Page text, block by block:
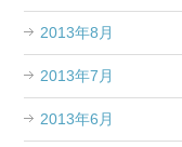
2013年8月
2013年7月
2013年6月